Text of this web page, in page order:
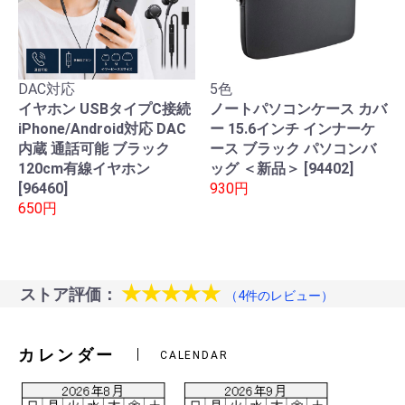
DAC対応
イヤホン USBタイプC接続
iPhone/Android対応 DAC
内蔵 通話可能 ブラック
120cm有線イヤホン
[96460]
650円
5色
ノートパソコンケース カバ
ー 15.6インチ インナーケ
ース ブラック パソコンバ
ッグ ＜新品＞ [94402]
930円
ストア評価： ★★★★★ （4件のレビュー）
カレンダー CALENDAR